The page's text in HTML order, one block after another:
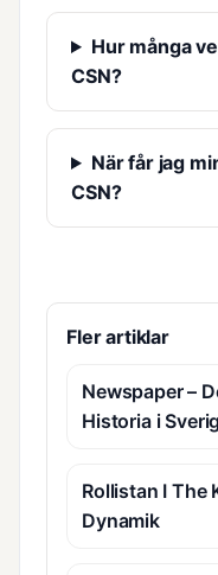
Hur många
CSN?
När får jag
CSN?
Fler artiklar
Newspaper –
Historia i
Rollistan I The
Dynamik